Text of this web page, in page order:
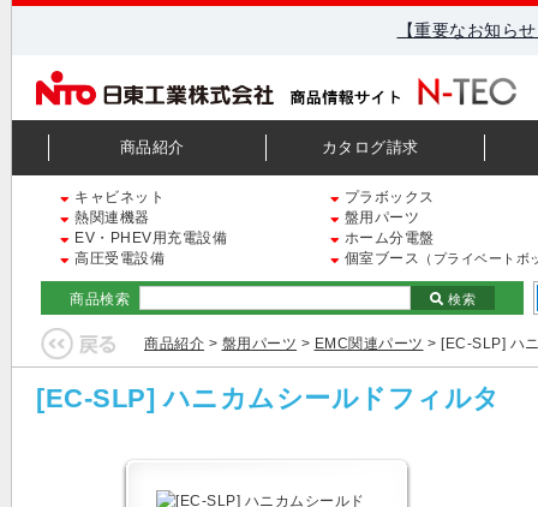
【重要なお知ら
商品紹介 カタログ請求
キャビネット
プラボックス
熱関連機器
盤用パーツ
EV・PHEV用充電設備
ホーム分電盤
高圧受電設備
個室ブース （プライベートボ
商品検索 検索
商品紹介 > 盤用パーツ > EMC関連パーツ > [EC-SLP] ハ
[EC-SLP] ハニカムシールドフィルタ